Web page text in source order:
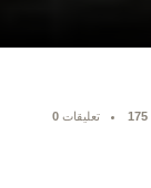
175 تعليقات 0